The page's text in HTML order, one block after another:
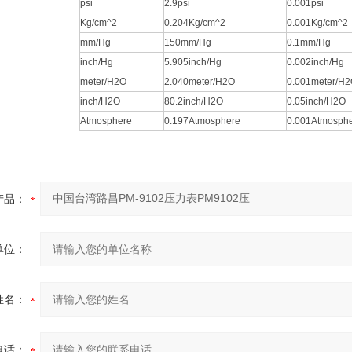
psi
2.9psi
0.001psi
Kg/cm^2
0.204Kg/cm^2
0.001Kg/cm^2
mm/Hg
150mm/Hg
0.1mm/Hg
inch/Hg
5.905inch/Hg
0.002inch/Hg
meter/H2O
2.040meter/H2O
0.001meter/
inch/H2O
80.2inch/H2O
0.05inch/H2O
Atmosphere
0.197Atmosphere
品：
：
：